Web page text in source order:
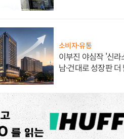
소비자·유통
이부진 야심작 '신라
남·건대로 성장판